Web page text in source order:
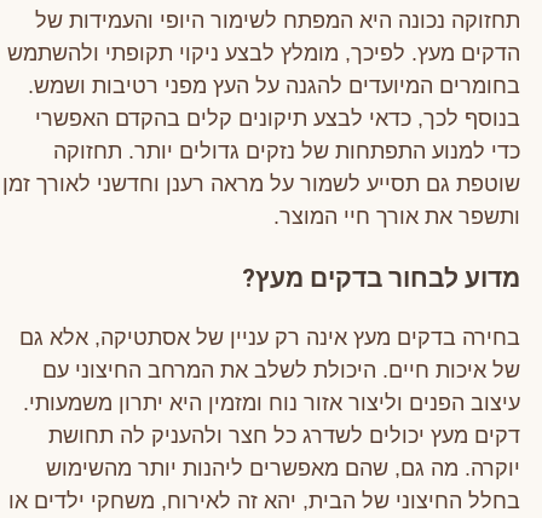
תחזוקה נכונה היא המפתח לשימור היופי והעמידות של
הדקים מעץ. לפיכך, מומלץ לבצע ניקוי תקופתי ולהשתמש
בחומרים המיועדים להגנה על העץ מפני רטיבות ושמש.
בנוסף לכך, כדאי לבצע תיקונים קלים בהקדם האפשרי
כדי למנוע התפתחות של נזקים גדולים יותר. תחזוקה
שוטפת גם תסייע לשמור על מראה רענן וחדשני לאורך זמן
ותשפר את אורך חיי המוצר.
מדוע לבחור בדקים מעץ?
בחירה בדקים מעץ אינה רק עניין של אסתטיקה, אלא גם
של איכות חיים. היכולת לשלב את המרחב החיצוני עם
עיצוב הפנים וליצור אזור נוח ומזמין היא יתרון משמעותי.
דקים מעץ יכולים לשדרג כל חצר ולהעניק לה תחושת
יוקרה. מה גם, שהם מאפשרים ליהנות יותר מהשימוש
בחלל החיצוני של הבית, יהא זה לאירוח, משחקי ילדים או